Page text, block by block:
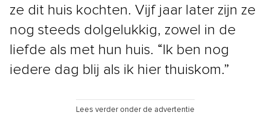
ze dit huis kochten. Vijf jaar later zijn ze
nog steeds dolgelukkig, zowel in de
liefde als met hun huis. “Ik ben nog
iedere dag blij als ik hier thuiskom.”
Lees verder onder de advertentie